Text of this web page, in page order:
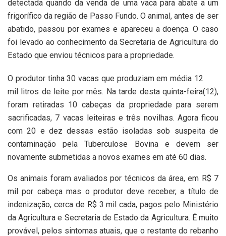
detectada quando da venda de uma vaca para abate a um
frigorífico da região de Passo Fundo. O animal, antes de ser
abatido, passou por exames e apareceu a doença. O caso
foi levado ao conhecimento da Secretaria de Agricultura do
Estado que enviou técnicos para a propriedade.
O produtor tinha 30 vacas que produziam em média 12
mil litros de leite por mês. Na tarde desta quinta-feira(12),
foram retiradas 10 cabeças da propriedade para serem
sacrificadas, 7 vacas leiteiras e três novilhas. Agora ficou
com 20 e dez dessas estão isoladas sob suspeita de
contaminação pela Tuberculose Bovina e devem ser
novamente submetidas a novos exames em até 60 dias.
Os animais foram avaliados por técnicos da área, em R$ 7
mil por cabeça mas o produtor deve receber, a título de
indenização, cerca de R$ 3 mil cada, pagos pelo Ministério
da Agricultura e Secretaria de Estado da Agricultura. É muito
provável, pelos sintomas atuais, que o restante do rebanho